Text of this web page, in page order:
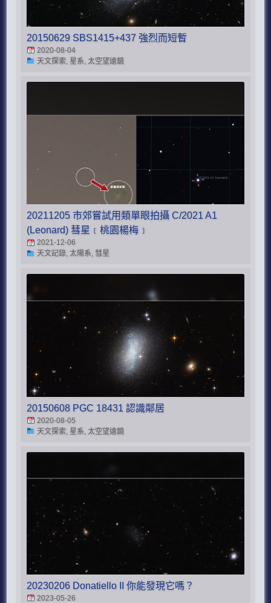
20150629 SBS1415+437 強烈而短暫
2020-08-04
天文探索, 星系, 太空望遠鏡
20211205 市郊嘗試用類單眼拍攝 C/2021 A1
(Leonard) 彗星﹝桃園楊梅﹞
2021-12-06
天文記錄, 太陽系, 彗星
20150608 PGC 18431 認識鄰居
2020-08-05
天文探索, 星系, 太空望遠鏡
20230206 Donatiello II 你能發現它嗎？
2023-05-26